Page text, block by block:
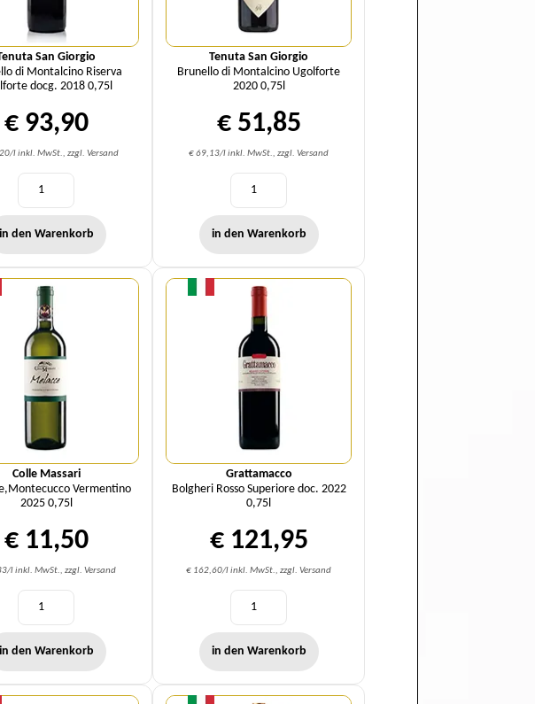
San Giorgio
di Montalcino Riserva
docg. 2018 0,75l
€ 93,90
l inkl. MwSt., zzgl. Versand
in den Warenkorb
Tenuta San Giorgio
Brunello di Montalcino Ugolforte
2020 0,75l
€ 51,85
€ 69,13/l inkl. MwSt., zzgl. Versand
in den Warenkorb
Colle Massari
Vermentino
2025 0,75l
€ 11,50
l inkl. MwSt., zzgl. Versand
Menge
in den Warenkorb
Grattamacco
Bolgheri Rosso Superiore doc. 2022
0,75l
€ 121,95
€ 162,60/l inkl. MwSt., zzgl. Versand
Menge
in den Warenkorb
Menge Menge